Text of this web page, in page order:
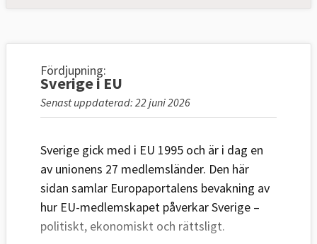
Fördjupning:
Sverige i EU
Senast uppdaterad: 22 juni 2026
Sverige gick med i EU 1995 och är i dag en
av unionens 27 medlemsländer. Den här
sidan samlar Europaportalens bevakning av
hur EU-medlemskapet påverkar Sverige –
politiskt, ekonomiskt och rättsligt.